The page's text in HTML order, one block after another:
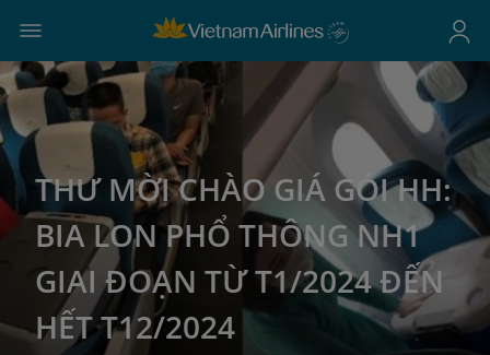
THƯ MỜI CHÀO GIÁ GÓI HH:
BIA LON PHỔ THÔNG NH1
GIAI ĐOẠN TỪ T1/2024 ĐẾN
HẾT T12/2024